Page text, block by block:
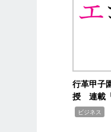
行革甲子
授 連載
ビジネス